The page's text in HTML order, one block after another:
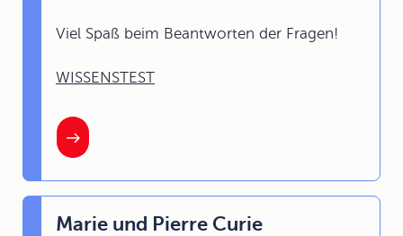
Viel Spaß beim Beantworten der Fragen!
WISSENSTEST
Marie und Pierre Curie